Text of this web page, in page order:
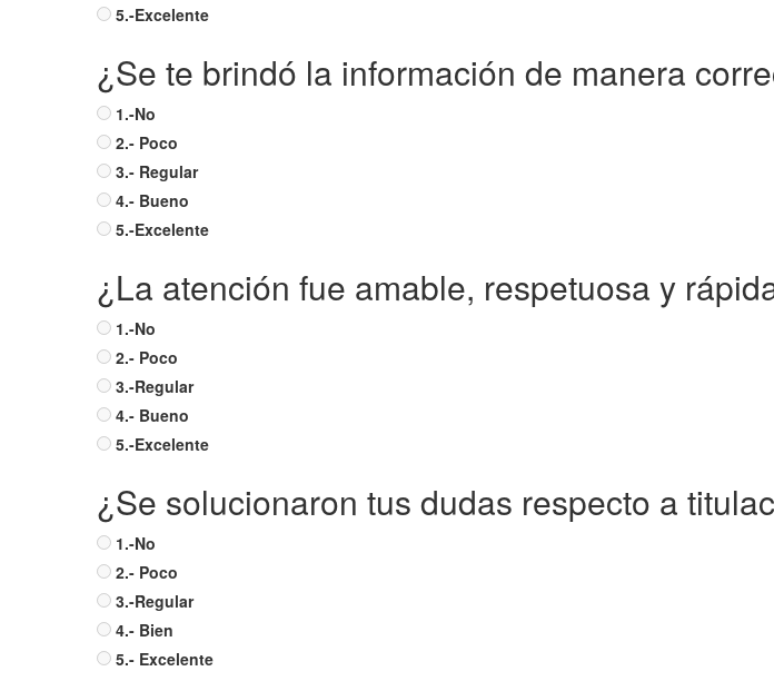
5.-Excelente
¿Se te brindó la información de manera
1.-No
2.- Poco
3.- Regular
4.- Bueno
5.-Excelente
¿La atención fue amable, respetuosa y
1.-No
2.- Poco
3.-Regular
4.- Bueno
5.-Excelente
¿Se solucionaron tus dudas respecto a
1.-No
2.- Poco
3.-Regular
4.- Bien
5.- Excelente